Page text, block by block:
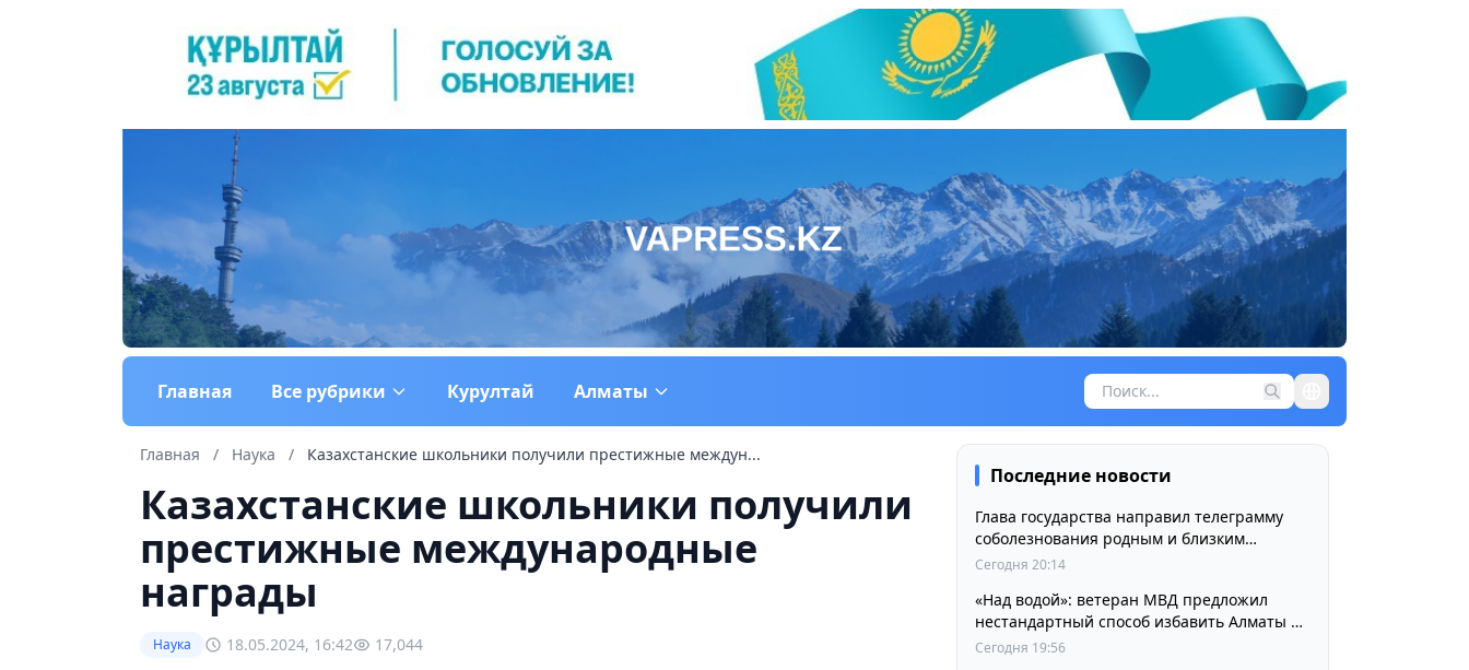
Главная Все рубрики Курултай Алматы
Главная / Наука / Казахстанские школьники получили престижные междун...
Казахстанские школьники получили
престижные международные
награды
Наука 18.05.2024, 16:42 17,044
Последние новости
Глава государства направил телеграмму
соболезнования родным и близким
выдающегося кинорежиссера Ардака
Сегодня 20:14
«Над водой»: ветеран МВД предложил
нестандартный способ избавить Алматы от
пробок и смога
Сегодня 19:56